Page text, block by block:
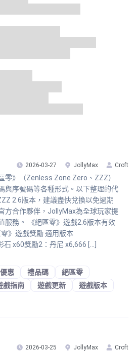
2026-03-27 JollyMax Croft
零》（Zenless Zone Zero、ZZZ）
與序號碼等各種形式。以下整理的代
2.6版本，建議盡快兌換以免過期
方合作夥伴，JollyMax為全球玩家提
服務。 《絕區零》遊戲2.6版本有效
》遊戲獎勵 適用版本
x60獎勵2：丹尼 x6,666 […]
惠 禮品碼
絕區零
戲指南 遊戲更新
遊戲版本
2026-03-25 JollyMax Croft